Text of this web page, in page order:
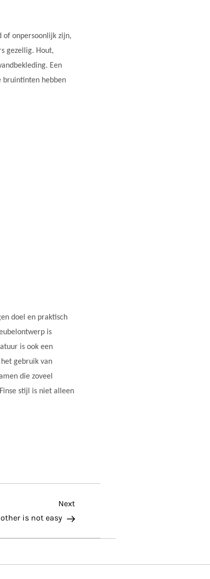
of onpersoonlijk zijn,
gezellig. Hout,
Een
bruintinten hebben
doel en praktisch
is
is ook een
gebruik van
die zoveel
stijl is niet alleen
Next
Post
Next
is not easy